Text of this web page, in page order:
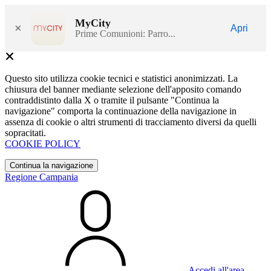
× MyCity
Prime Comunioni: Parro...
Apri
Questo sito utilizza cookie tecnici e statistici anonimizzati. La
chiusura del banner mediante selezione dell'apposito comando
contraddistinto dalla X o tramite il pulsante "Continua la
navigazione" comporta la continuazione della navigazione in
assenza di cookie o altri strumenti di tracciamento diversi da quelli
sopracitati.
COOKIE POLICY
Continua la navigazione
Regione Campania